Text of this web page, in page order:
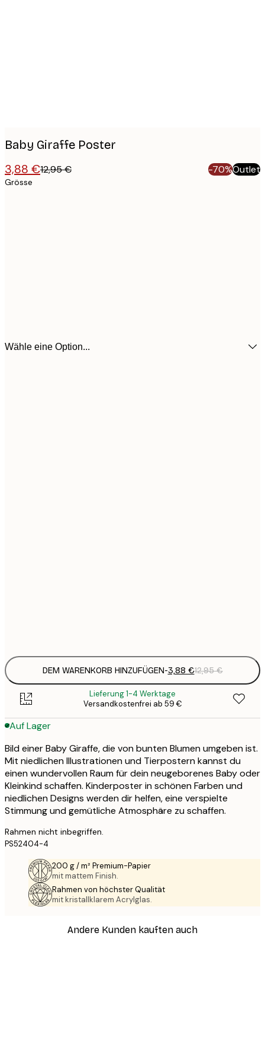
Baby Giraffe Poster
3,88 €12,95 € -70%Outlet
Grösse
Wähle eine Option...
DEM WARENKORB HINZUFÜGEN-3,88 €12,95 €
Lieferung 1-4 Werktage
Versandkostenfrei ab 59 €
Auf Lager
Bild einer Baby Giraffe, die von bunten Blumen umgeben ist.
Mit niedlichen Illustrationen und Tierpostern kannst du
einen wundervollen Raum für dein neugeborenes Baby oder
Kleinkind schaffen. Kinderposter in schönen Farben und
niedlichen Designs werden dir helfen, eine verspielte
Stimmung und gemütliche Atmosphäre zu schaffen.
Rahmen nicht inbegriffen.
PS52404-4
200 g / m² Premium-Papier
mit mattem Finish.
Rahmen von höchster Qualität
mit kristallklarem Acrylglas.
Andere Kunden kauften auch